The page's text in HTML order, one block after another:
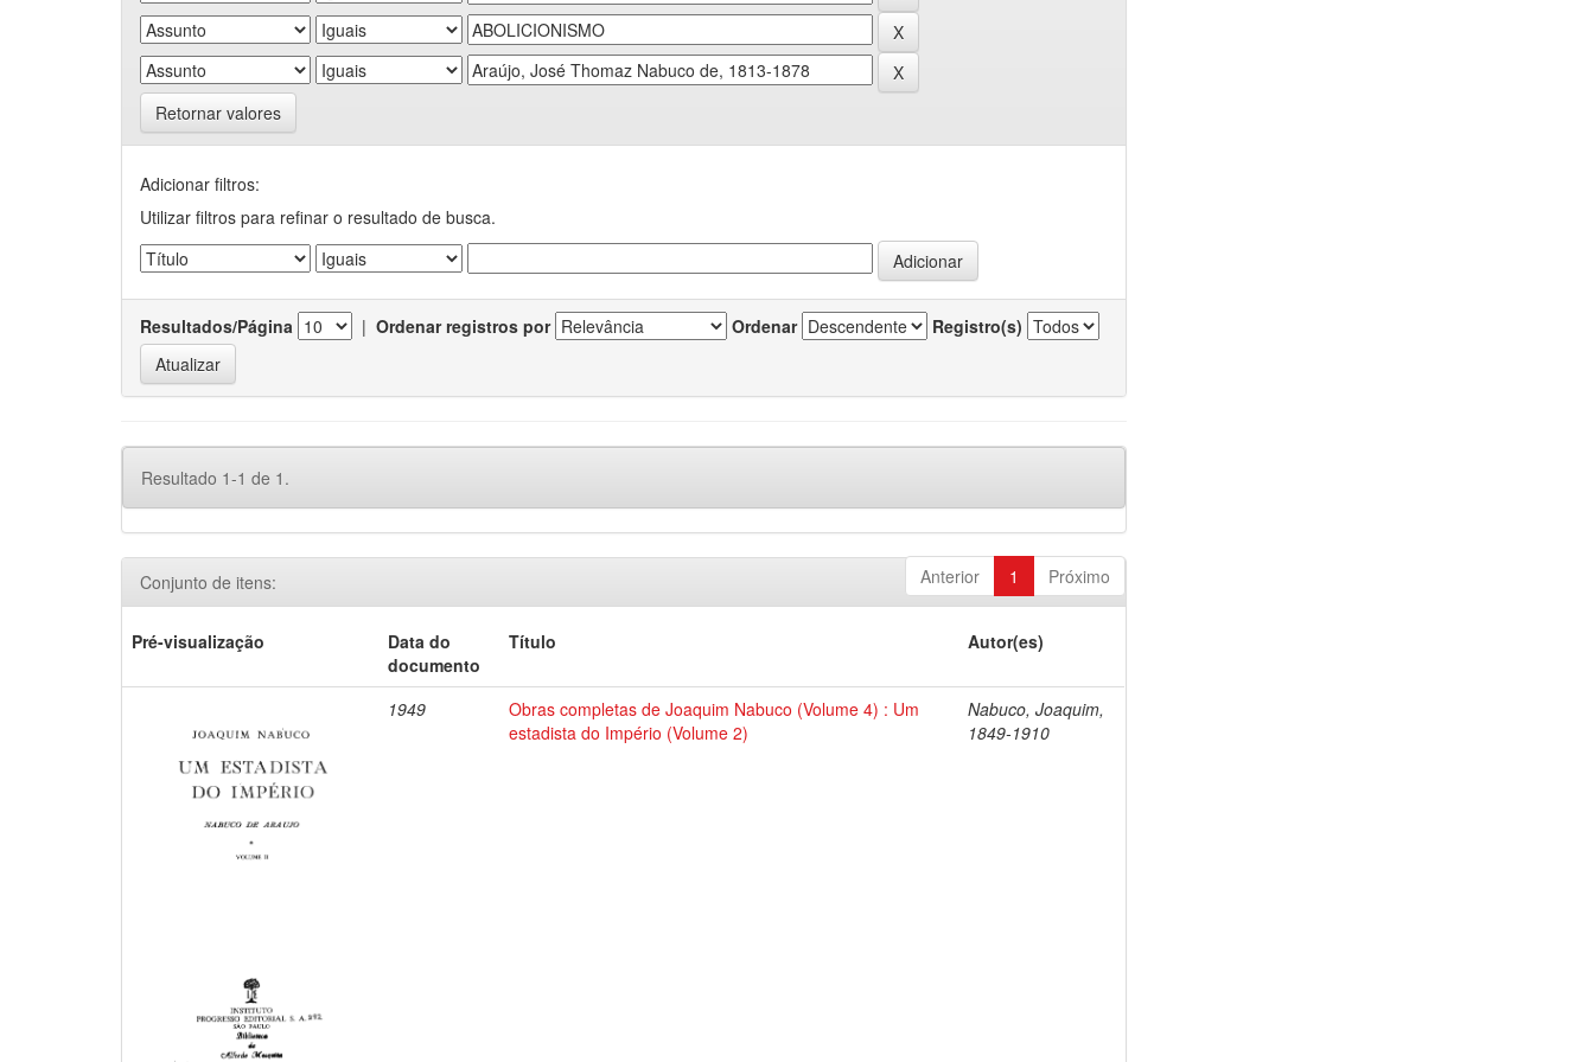
Retornar valores
Adicionar filtros:
Utilizar filtros para refinar o resultado de busca.
Resultados/Página | Ordenar registros por Ordenar Registro(s)
Resultado 1-1 de 1.
Anterior 1 Próximo
Conjunto de itens:
Pré-visualização
Data do
documento
Título Autor(es)
1949
Obras completas de Joaquim Nabuco (Volume 4) : Um
estadista do Império (Volume 2)
Nabuco, Joaquim,
1849-1910